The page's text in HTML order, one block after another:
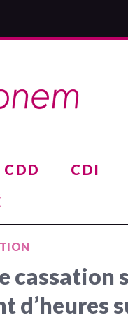
CDD CDI
cassation
d’heures